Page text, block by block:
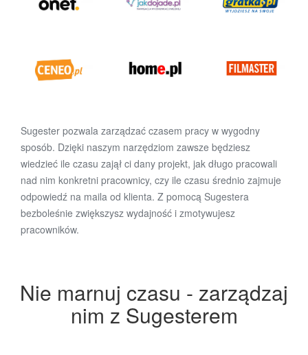
Sugester pozwala zarządzać czasem pracy w wygodny
sposób. Dzięki naszym narzędziom zawsze będziesz
wiedzieć ile czasu zajął ci dany projekt, jak długo pracowali
nad nim konkretni pracownicy, czy ile czasu średnio zajmuje
odpowiedź na maila od klienta. Z pomocą Sugestera
bezboleśnie zwiększysz wydajność i zmotywujesz
pracowników.
Nie marnuj czasu - zarządzaj
nim z Sugesterem